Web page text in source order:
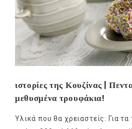
ιστορίες της Κουζίνας |
μεθυσμένα τρουφάκια!
Υλικά που θα χρειαστείς: Για